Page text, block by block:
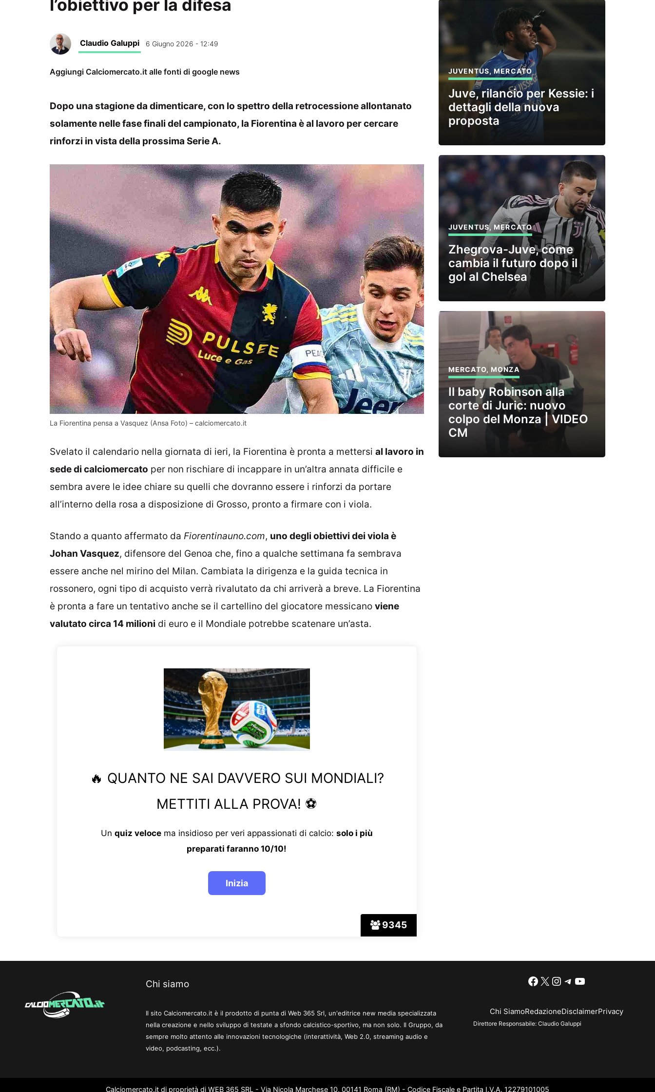
l’obiettivo per la difesa
Claudio Galuppi 6 Giugno 2026 - 12:49
Aggiungi Calciomercato.it alle fonti di google news
Dopo una stagione da dimenticare, con lo spettro della retrocessione allontanato
solamente nelle fase finali del campionato, la Fiorentina è al lavoro per cercare
rinforzi in vista della prossima Serie A.
La Fiorentina pensa a Vasquez (Ansa Foto) – calciomercato.it
Svelato il calendario nella giornata di ieri, la Fiorentina è pronta a mettersi al lavoro in
sede di calciomercato per non rischiare di incappare in un’altra annata difficile e
sembra avere le idee chiare su quelli che dovranno essere i rinforzi da portare
all’interno della rosa a disposizione di Grosso, pronto a firmare con i viola.
Stando a quanto affermato da Fiorentinauno.com, uno degli obiettivi dei viola è
Johan Vasquez, difensore del Genoa che, fino a qualche settimana fa sembrava
essere anche nel mirino del Milan. Cambiata la dirigenza e la guida tecnica in
rossonero, ogni tipo di acquisto verrà rivalutato da chi arriverà a breve. La Fiorentina
è pronta a fare un tentativo anche se il cartellino del giocatore messicano viene
valutato circa 14 milioni di euro e il Mondiale potrebbe scatenare un’asta.
9345
🔥 QUANTO NE SAI DAVVERO SUI MONDIALI?
METTITI ALLA PROVA! ⚽
Un quiz velocema insidioso per veri appassionati di calcio: solo i più
preparati faranno 10/10!
JUVENTUS,MERCATO
Juve, rilancio per Kessie: i
dettagli della nuova
proposta
JUVENTUS,MERCATO
Zhegrova-Juve, come
cambia il futuro dopo il
gol al Chelsea
MERCATO, MONZA
Il baby Robinson alla
corte di Juric: nuovo
colpo del Monza | VIDEO
CM
Chi siamo
Il sito Calciomercato.it è il prodotto di punta di Web 365 Srl, un'editrice new media specializzata
nella creazione e nello sviluppo di testate a sfondo calcistico-sportivo, ma non solo. Il Gruppo, da
sempre molto attento alle innovazioni tecnologiche (interattività, Web 2.0, streaming audio e
video, podcasting, ecc.).
Facebook
X Instagram
Telegram
YouTube
Chi SiamoRedazioneDisclaimerPrivacy
Direttore Responsabile: Claudio Galuppi
Calciomercato.it di proprietà di WEB 365 SRL - Via Nicola Marchese 10, 00141 Roma (RM) - Codice Fiscale e Partita I.V.A. 12279101005